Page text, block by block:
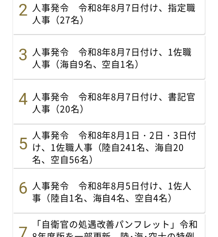
人事発令 令和8年8月7日付け、指定職
人事（27名）
人事発令 令和8年8月7日付け、1佐職
人事（海自9名、空自1名）
人事発令 令和8年8月7日付け、書記官
人事（20名）
人事発令 令和8年8月1日・2日・3日付
け、1佐職人事（陸自241名、海自20
名、空自56名）
人事発令 令和8年8月5日付け、1佐人
事（陸自1名、海自4名、空自4名）
「自衛官の処遇改善パンフレット」令和